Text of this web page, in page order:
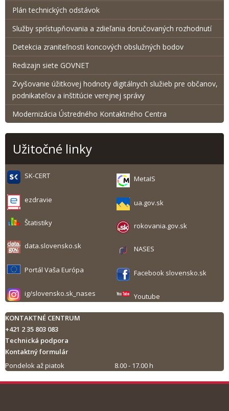
Plán technických odstávok
Služby sprístupňovania a zdieľania doručovaných rozhodnutí
Detekcia zraniteľnosti koncových obslužných bodov
Redizajn siete GOVNET
Zvyšovanie úžitkovej hodnoty digitálnych služieb pre občanov,
podnikateľov a inštitúcie verejnej správy
Modernizácia Ústredného Kontaktného Centra
Užitočné linky
SK-CERT MetaIS
ezdravie ua.gov.sk
Štatistiky rokovania.gov.sk
data.slovensko.sk NASES
Portál Vaša Európa Facebook slovensko.sk
ig/slovensko.sk_nases Youtube
KONTAKTNÉ CENTRUM
+421 2 35 803 083
Technická podpora
Kontaktný formulár
Pondelok až piatok
8.00 - 17.00 h
Tlač obsahu